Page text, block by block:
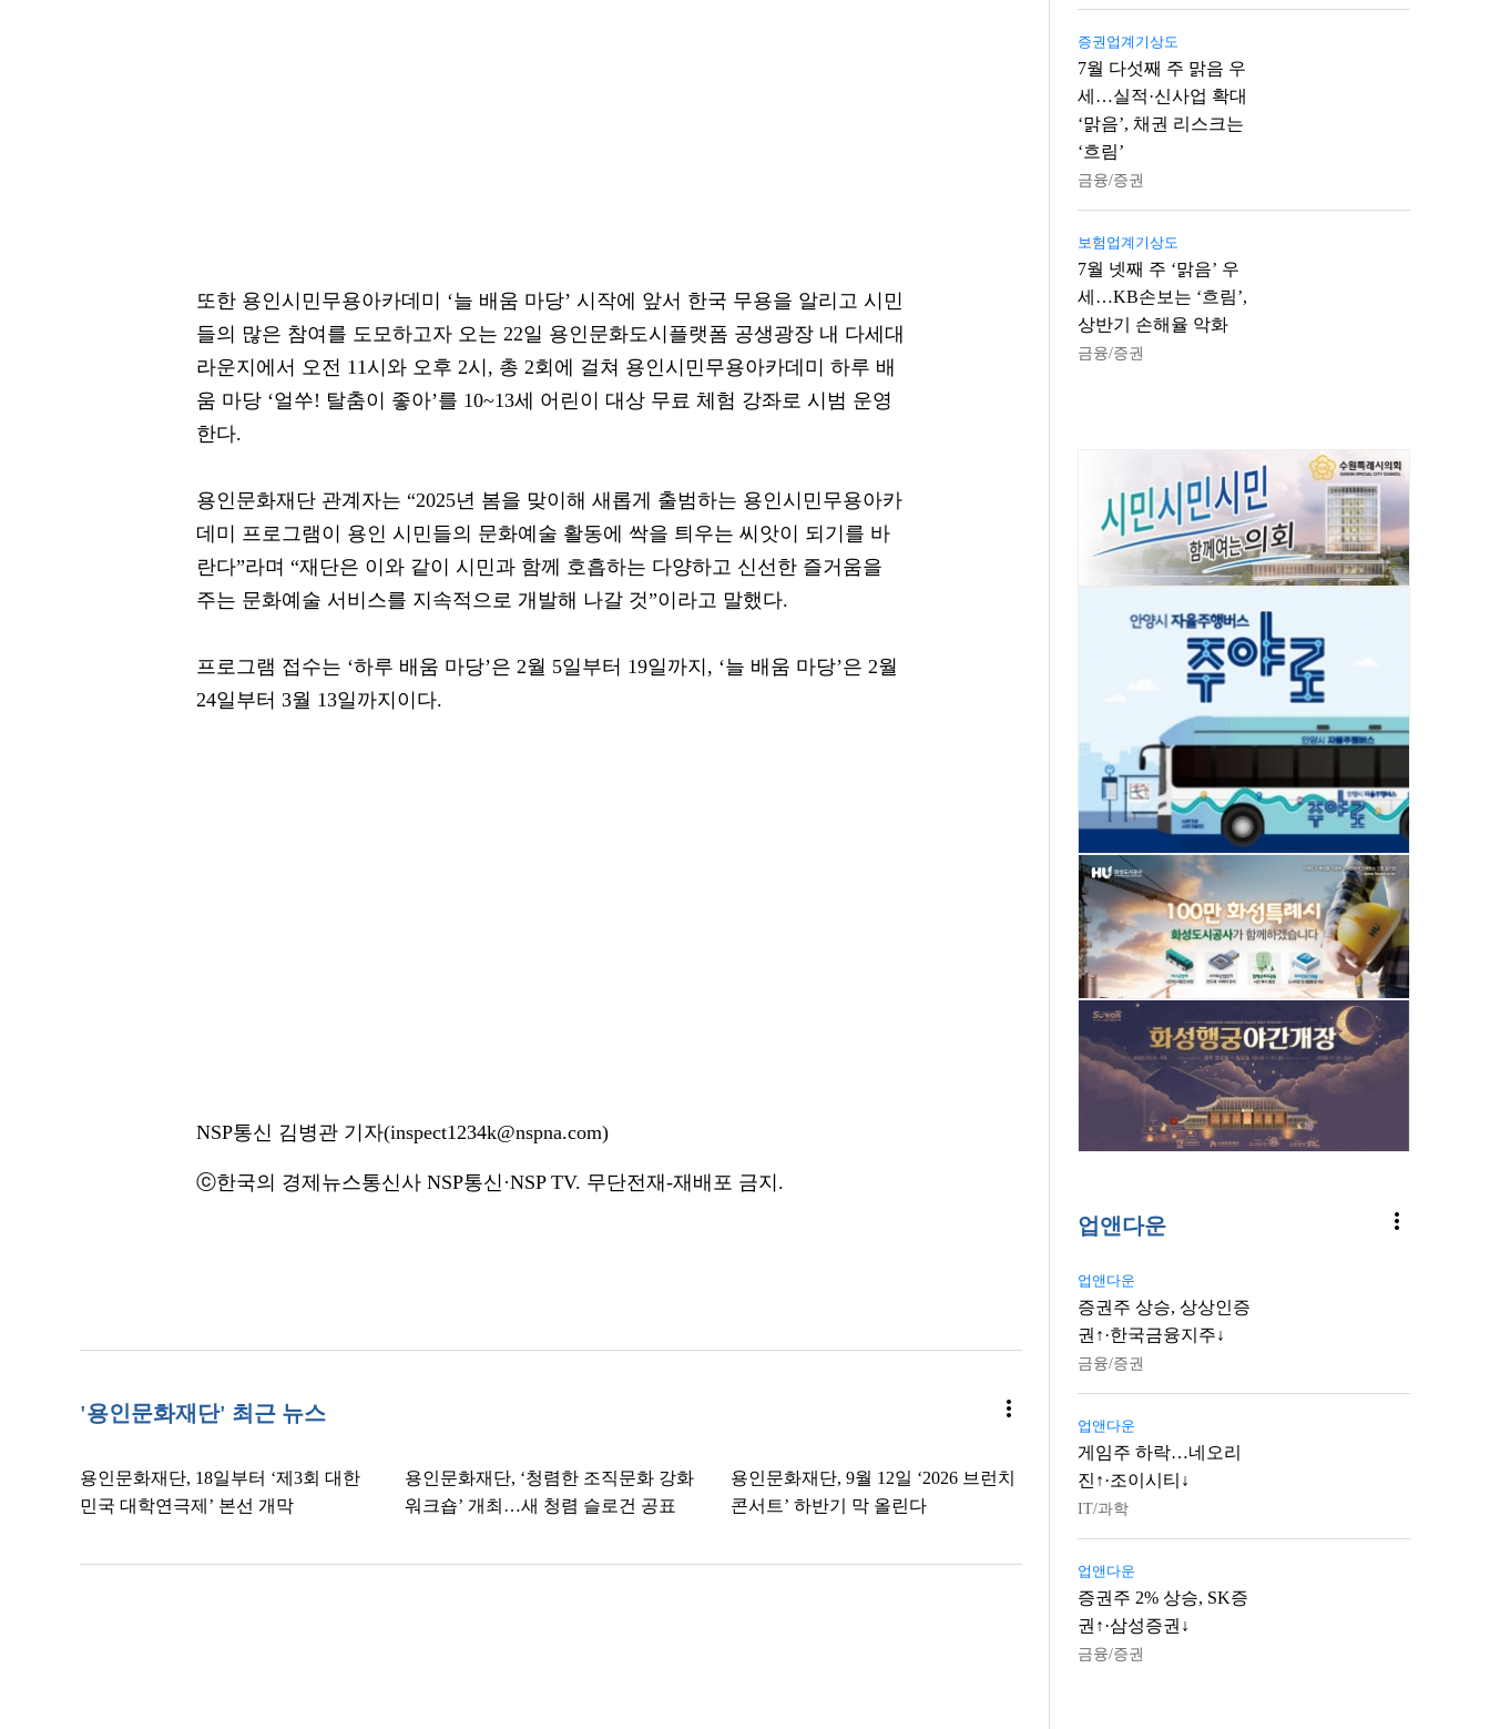
또한 용인시민무용아카데미 ‘늘 배움 마당’ 시작에 앞서 한국 무용을 알리고 시민
들의 많은 참여를 도모하고자 오는 22일 용인문화도시플랫폼 공생광장 내 다세대
라운지에서 오전 11시와 오후 2시, 총 2회에 걸쳐 용인시민무용아카데미 하루 배
움 마당 ‘얼쑤! 탈춤이 좋아’를 10~13세 어린이 대상 무료 체험 강좌로 시범 운영
한다.
용인문화재단 관계자는 “2025년 봄을 맞이해 새롭게 출범하는 용인시민무용아카
데미 프로그램이 용인 시민들의 문화예술 활동에 싹을 틔우는 씨앗이 되기를 바
란다”라며 “재단은 이와 같이 시민과 함께 호흡하는 다양하고 신선한 즐거움을
주는 문화예술 서비스를 지속적으로 개발해 나갈 것”이라고 말했다.
프로그램 접수는 ‘하루 배움 마당’은 2월 5일부터 19일까지, ‘늘 배움 마당’은 2월
24일부터 3월 13일까지이다.
NSP통신 김병관 기자(inspect1234k@nspna.com)
ⓒ한국의 경제뉴스통신사 NSP통신·NSP TV. 무단전재-재배포 금지.
'용인문화재단' 최근 뉴스 more_vert
용인문화재단, 18일부터 ‘제3회 대한
민국 대학연극제’ 본선 개막
용인문화재단, ‘청렴한 조직문화 강화
워크숍’ 개최…새 청렴 슬로건 공표
용인문화재단, 9월 12일 ‘2026 브런치
콘서트’ 하반기 막 올린다
증권업계기상도
7월 다섯째 주 맑음 우
세…실적·신사업 확대
‘맑음’, 채권 리스크는
‘흐림’
금융/증권
보험업계기상도
7월 넷째 주 ‘맑음’ 우
세…KB손보는 ‘흐림’,
상반기 손해율 악화
금융/증권
업앤다운 more_vert
업앤다운
증권주 상승, 상상인증
권↑·한국금융지주↓
금융/증권
업앤다운
게임주 하락…네오리
진↑·조이시티↓
IT/과학
업앤다운
증권주 2% 상승, SK증
권↑·삼성증권↓
금융/증권